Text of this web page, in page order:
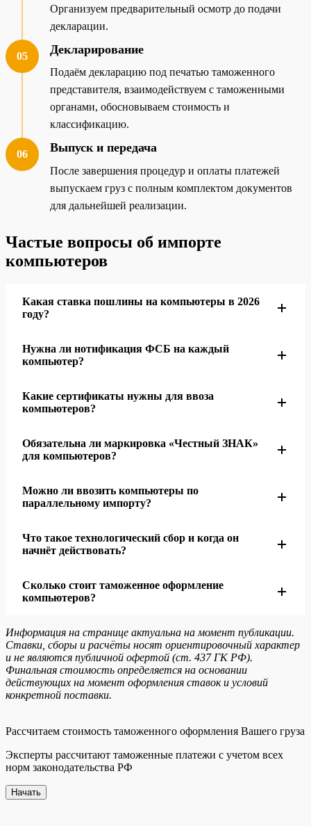
Организуем предварительный осмотр до подачи
декларации.
05 Декларирование
Подаём декларацию под печатью таможенного
представителя, взаимодействуем с таможенными
органами, обосновываем стоимость и
классификацию.
06 Выпуск и передача
После завершения процедур и оплаты платежей
выпускаем груз с полным комплектом документов
для дальнейшей реализации.
Частые вопросы об импорте
компьютеров
Какая ставка пошлины на компьютеры в 2026
году?
Для большинства компьютеров и комплектующих
(группа 8471 ТН ВЭД) ставка ввозной пошлины
составляет 0%. Основной платёж — НДС 22% от
таможенной стоимости.
Нужна ли нотификация ФСБ на каждый
компьютер?
Нотификация требуется для устройств с модулями
шифрования — Wi-Fi, Bluetooth, встроенные средства
криптозащиты. До конца 2026 года действует
упрощённый порядок оформления. Комплектующие
этого требования.
Какие сертификаты нужны для ввоза
компьютеров?
Обязательны декларации или сертификаты по трём
регламентам: ТР ТС 004/2011 (низковольтное
оборудование), ТР ТС 020/2011 (электромагнитная
совместимость) и ТР ЕАЭС 037/2016 (ограничение
испытания и получить все документы.
Обязательна ли маркировка «Честный ЗНАК»
для компьютеров?
С 1 марта 2026 года импортёры ноутбуков и ПК
обязаны зарегистрироваться в системе. Физическое
нанесение кодов Data Matrix — с 1 мая 2026 года.
Полная фиксация оборота — с 1 декабря 2026 года.
Можно ли ввозить компьютеры по
параллельному импорту?
Да, бренды из перечня Минпромторга ввозятся без
согласия правообладателя. Постановление № 2109
продлило этот порядок до конца 2026 года.
Исключение — ноутбуки HP и Fujitsu, которые
Что такое технологический сбор и когда он
начнёт действовать?
С 1 сентября 2026 года вводится технологический сбор
для импортёров электроники. Ставка фиксированная
— не более 5 000 ₽ за единицу продукции.
Уплачивается юридическими лицами и ИП.
Сколько стоит таможенное оформление
компьютеров?
Декларирование одной партии — от 3 000 ₽.
Определение кода ТН ВЭД — от 450 ₽ за артикул.
Точная стоимость зависит от количества позиций и
необходимости дополнительных услуг. Цены указаны
Информация на странице актуальна на момент публикации.
Ставки, сборы и расчёты носят ориентировочный характер
и не являются публичной офертой (ст. 437 ГК РФ).
Финальная стоимость определяется на основании
действующих на момент оформления ставок и условий
конкретной поставки.
Рассчитаем стоимость таможенного оформления Вашего груза
Эксперты рассчитают таможенные платежи с учетом всех
норм законодательства РФ
Начать